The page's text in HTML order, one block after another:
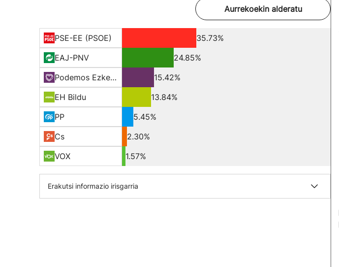
Aurrekoekin alderatu
PSE-EE (PSOE)
35.73%
EAJ-PNV
24.85%
Podemos Ezker Anitza
15.42%
EH Bildu
13.84%
PP
5.45%
Cs
2.30%
VOX
1.57%
Erakutsi informazio irisgarria